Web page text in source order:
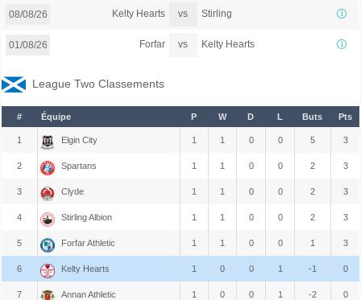
08/08/26 Kelty Hearts vs Stirling
01/08/26 Forfar vs Kelty Hearts
League Two Classements
# Équipe P W D L Buts Pts
1 Elgin City 1 1 0 0 5 3
2 Spartans 1 1 0 0 2 3
3 Clyde 1 1 0 0 2 3
4 Stirling Albion 1 1 0 0 2 3
5 Forfar Athletic 1 1 0 0 1 3
6 Kelty Hearts 1 0 0 1 -1 0
7 Annan Athletic 1 0 0 1 -2 0